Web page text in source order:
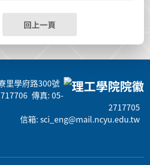
回上一頁
里學府路300號
傳真: 05-
2717705
信箱: sci_eng@mail.ncyu.edu.tw